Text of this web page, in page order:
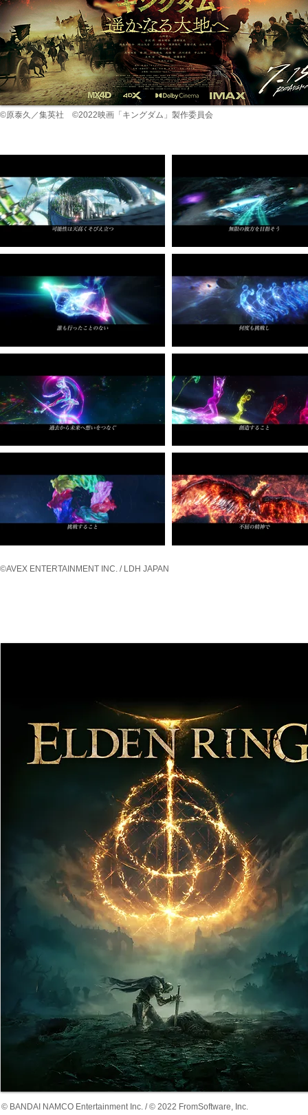
©原泰久／集英社 ©2022映画「キングダム」製作委員会
©AVEX ENTERTAINMENT INC. / LDH JAPAN
© BANDAI NAMCO Entertainment Inc. / © 2022 FromSoftware, Inc.